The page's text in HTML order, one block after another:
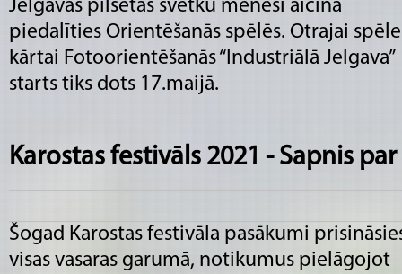
Jelgavas pilsētas svētku mēnesī aicina
piedalīties Orientēšanās spēlēs. Otrajai
kārtai Fotoorientēšanās “Industriālā Jelgava”
starts tiks dots 17.maijā.
Karostas festivāls 2021 - Sapnis
Šogad Karostas festivāla pasākumi
visas vasaras garumā, notikumus pielāgojot